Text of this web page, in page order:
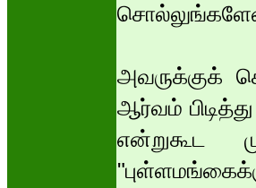
அவருக்குக்
ஆர்வம்
என்றுகூட